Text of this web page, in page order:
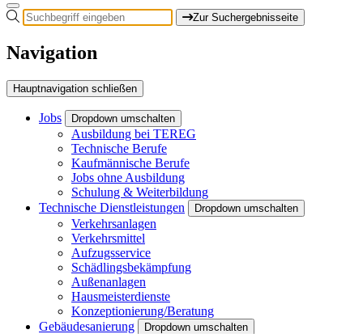
Zur Suchergebnisseite
Navigation
Hauptnavigation schließen
Jobs Dropdown umschalten
Ausbildung bei TEREG
Technische Berufe
Kaufmännische Berufe
Jobs ohne Ausbildung
Schulung & Weiterbildung
Technische Dienstleistungen
Dropdown umschalten
Verkehrsanlagen
Verkehrsmittel
Aufzugsservice
Schädlingsbekämpfung
Außenanlagen
Hausmeisterdienste
Konzeptionierung/Beratung
Gebäudesanierung
Dropdown umschalten